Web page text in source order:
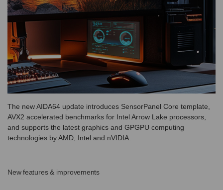
The new AIDA64 update introduces SensorPanel Core template,
AVX2 accelerated benchmarks for Intel Arrow Lake processors,
and supports the latest graphics and GPGPU computing
technologies by AMD, Intel and nVIDIA.
New features & improvements